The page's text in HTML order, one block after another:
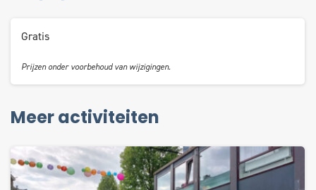
Gratis
Prijzen onder voorbehoud van wijzigingen.
Meer activiteiten